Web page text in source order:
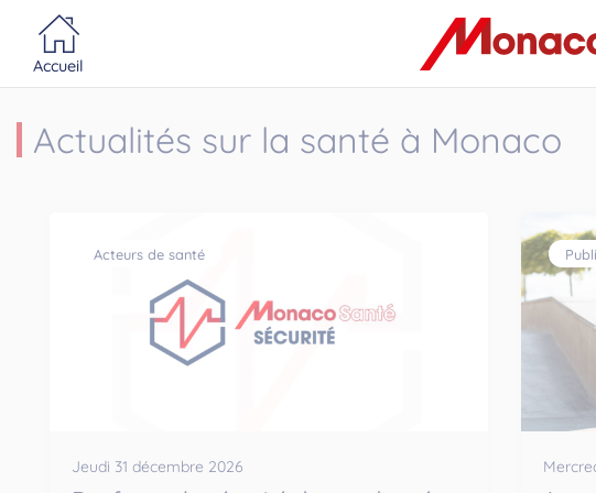
Accueil
Portail MonacoSante
Actualités sur la santé à Monaco
Acteurs de santé
Jeudi 31 décembre 2026
Panneau de gestion des cookies